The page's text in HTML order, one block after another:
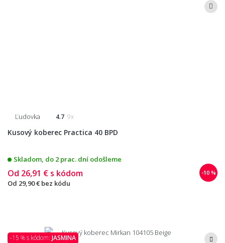
Ľudovka 4.7 9x
Kusový koberec Practica 40 BPD
Skladom, do 2 prac. dní odošleme
-10 %
Od 26,91 € s kódom
Od 29,90 € bez kódu
-15 % s kódom: JASMINA